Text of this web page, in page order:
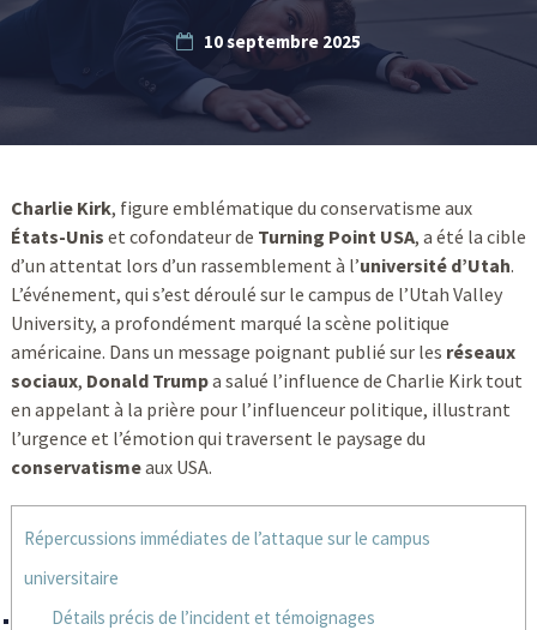
10 septembre 2025
Charlie Kirk, figure emblématique du conservatisme aux
États-Unis et cofondateur de Turning Point USA, a été la cible
d’un attentat lors d’un rassemblement à l’université d’Utah.
L’événement, qui s’est déroulé sur le campus de l’Utah Valley
University, a profondément marqué la scène politique
américaine. Dans un message poignant publié sur les réseaux
sociaux, Donald Trumpa salué l’influence de Charlie Kirk tout
en appelant à la prière pour l’influenceur politique, illustrant
l’urgence et l’émotion qui traversent le paysage du
conservatismeaux USA.
Répercussions immédiates de l’attaque sur le campus
universitaire
Détails précis de l’incident et témoignages